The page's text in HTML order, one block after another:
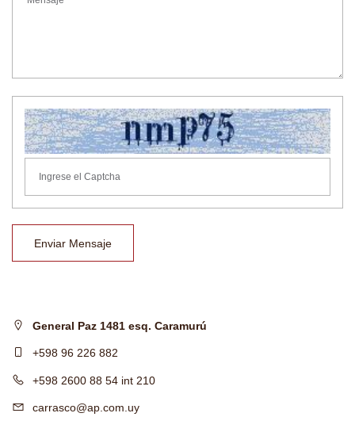
Enviar Mensaje
General Paz 1481 esq. Caramurú
+598 96 226 882
+598 2600 88 54 int 210
carrasco@ap.com.uy